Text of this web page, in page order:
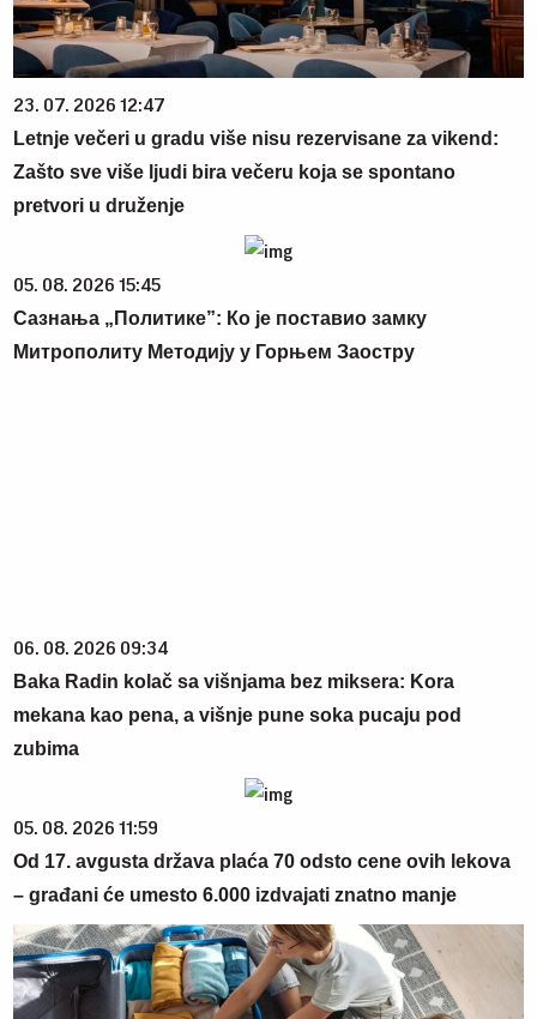
23. 07. 2026 12:47
Letnje večeri u gradu više nisu rezervisane za vikend:
Zašto sve više ljudi bira večeru koja se spontano
pretvori u druženje
05. 08. 2026 15:45
Сазнања „Политике”: Ко је поставио замку
Митрополиту Методију у Горњем Заостру
06. 08. 2026 09:34
Baka Radin kolač sa višnjama bez miksera: Kora
mekana kao pena, a višnje pune soka pucaju pod
zubima
05. 08. 2026 11:59
Od 17. avgusta država plaća 70 odsto cene ovih lekova
– građani će umesto 6.000 izdvajati znatno manje